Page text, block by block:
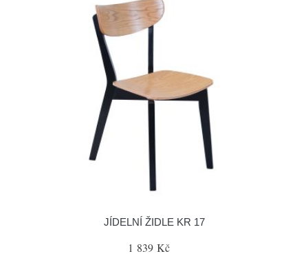
JÍDELNÍ ŽIDLE KR 17
1 839 Kč